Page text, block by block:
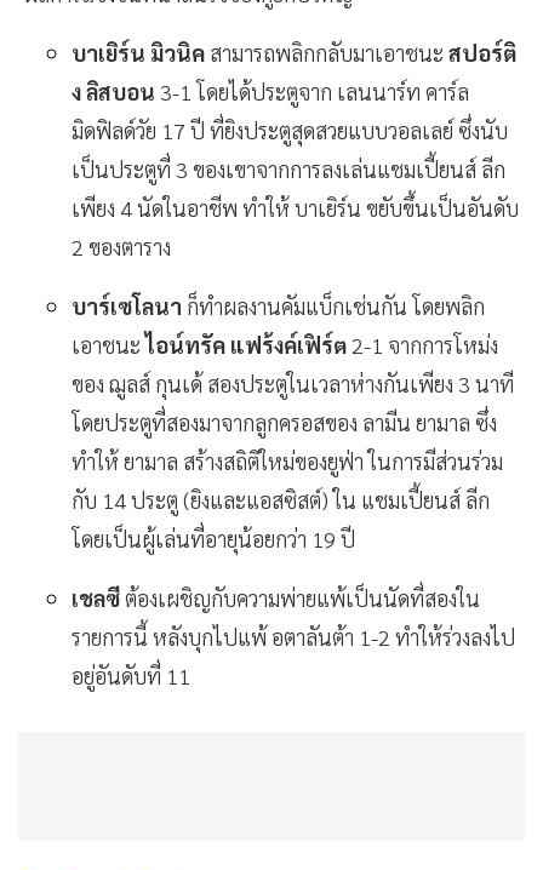
บาเยิร์น มิวนิค สามารถพลิกกลับมาเอาชนะ สปอร์ติ
ง ลิสบอน 3-1 โดยได้ประตูจาก เลนนาร์ท คาร์ล
มิดฟิลด์วัย 17 ปี ที่ยิงประตูสุดสวยแบบวอลเลย์ ซึ่งนับ
เป็นประตูที่ 3 ของเขาจากการลงเล่นแชมเปี้ยนส์ ลีก
เพียง 4 นัดในอาชีพ ทำให้ บาเยิร์น ขยับขึ้นเป็นอันดับ
2 ของตาราง
บาร์เซโลนา ก็ทำผลงานคัมแบ็กเช่นกัน โดยพลิก
เอาชนะไอน์ทรัค แฟร้งค์เฟิร์ต 2-1 จากการโหม่ง
ของ ฌูลส์ กุนเด้ สองประตูในเวลาห่างกันเพียง 3 นาที
โดยประตูที่สองมาจากลูกครอสของ ลามีน ยามาล ซึ่ง
ทำให้ ยามาล สร้างสถิติใหม่ของยูฟ่า ในการมีส่วนร่วม
กับ 14 ประตู (ยิงและแอสซิสต์) ใน แชมเปี้ยนส์ ลีก
โดยเป็นผู้เล่นที่อายุน้อยกว่า 19 ปี
เชลซีต้องเผชิญกับความพ่ายแพ้เป็นนัดที่สองใน
รายการนี้ หลังบุกไปแพ้ อตาลันต้า 1-2 ทำให้ร่วงลงไป
อยู่อันดับที่ 11